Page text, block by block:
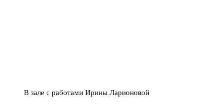
В зале с работами Ирины Ларионовой